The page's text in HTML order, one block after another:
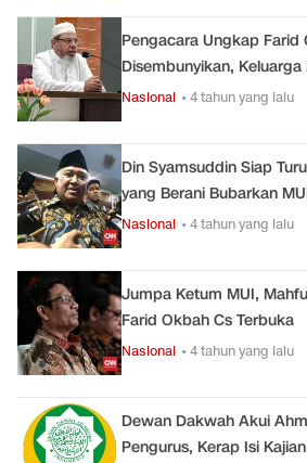
Pengacara Ungkap Farid
Disembunyikan,
Nasional • 4 tahun yang lalu
Din Syamsuddin Siap
yang Berani Bubarkan
Nasional • 4 tahun yang lalu
Jumpa Ketum MUI,
Farid Okbah Cs Terbuka
Nasional • 4 tahun yang lalu
Dewan Dakwah Akui
Pengurus, Kerap Isi Kajian